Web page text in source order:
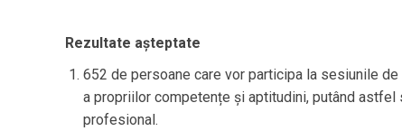
Rezultate așteptate
652 de persoane care vor participa la sesiunile
a propriilor competențe și aptitudini, putând
profesional.